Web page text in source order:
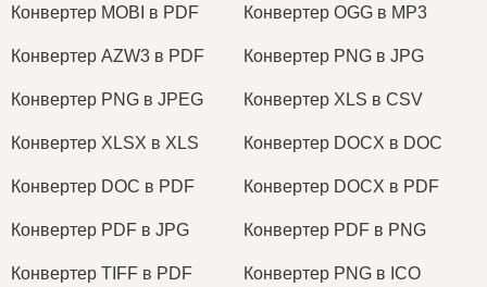
Конвертер MOBI в PDF Конвертер OGG в MP3
Конвертер AZW3 в PDF Конвертер PNG в JPG
Конвертер PNG в JPEG Конвертер XLS в CSV
Конвертер XLSX в XLS Конвертер DOCX в DOC
Конвертер DOC в PDF Конвертер DOCX в PDF
Конвертер PDF в JPG Конвертер PDF в PNG
Конвертер TIFF в PDF Конвертер PNG в ICO